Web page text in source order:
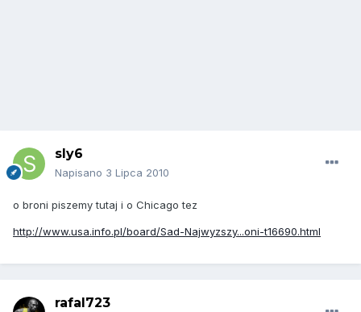
sly6
Napisano 3 Lipca 2010
o broni piszemy tutaj i o Chicago tez
http://www.usa.info.pl/board/Sad-Najwyzszy...oni-t16690.html
rafal723